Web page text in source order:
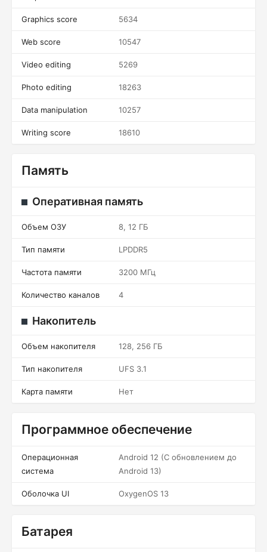
Graphics score 5634
Web score 10547
Video editing 5269
Photo editing 18263
Data manipulation 10257
Writing score 18610
Память
Оперативная память
Объем ОЗУ 8, 12 ГБ
Тип памяти LPDDR5
Частота памяти 3200 МГц
Количество каналов 4
Накопитель
Объем накопителя 128, 256 ГБ
Тип накопителя UFS 3.1
Карта памяти Нет
Программное обеспечение
Операционная
система
Android 12 (С обновлением до
Android 13)
Оболочка UI OxygenOS 13
Батарея